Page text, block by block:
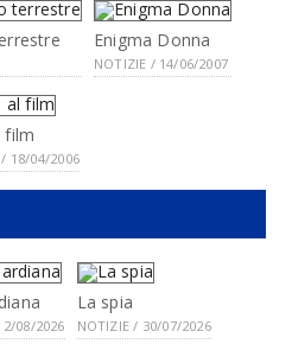
Enigma Donna
NOTIZIE / 14/06/2007
film
/ 18/04/2006
2/08/2026
La spia
NOTIZIE / 30/07/2026